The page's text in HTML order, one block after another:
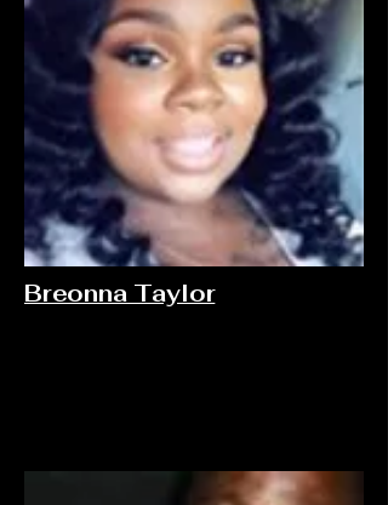
Breonna Taylor